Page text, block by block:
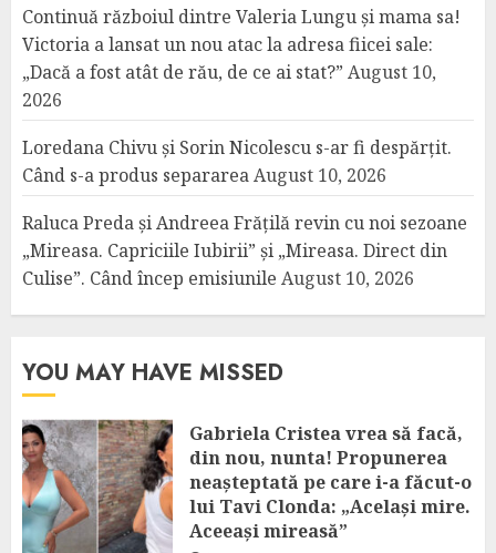
Continuă războiul dintre Valeria Lungu și mama sa!
Victoria a lansat un nou atac la adresa fiicei sale:
„Dacă a fost atât de rău, de ce ai stat?” August 10,
2026
Loredana Chivu și Sorin Nicolescu s-ar fi despărțit.
Când s-a produs separareaAugust 10, 2026
Raluca Preda și Andreea Frățilă revin cu noi sezoane
„Mireasa. Capriciile Iubirii” și „Mireasa. Direct din
Culise”. Când încep emisiunile August 10, 2026
YOU MAY HAVE MISSED
Gabriela Cristea vrea să facă,
din nou, nunta! Propunerea
neașteptată pe care i-a făcut-o
lui Tavi Clonda: „Același mire.
Aceeași mireasă”